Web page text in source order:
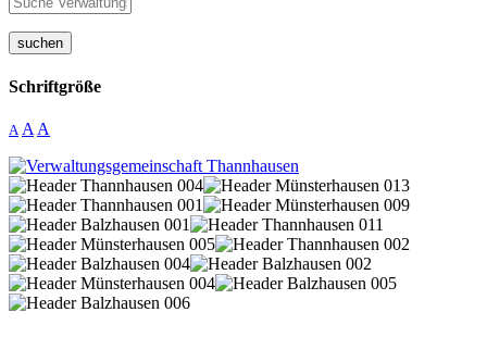
suchen
Schriftgröße
A A A